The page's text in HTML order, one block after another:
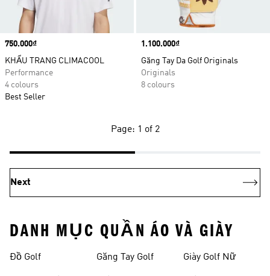
Price
750.000₫
KHẨU TRANG CLIMACOOL
Performance
4 colours
Best Seller
Price
1.100.000₫
Găng Tay Da Golf Originals
Originals
8 colours
Page: 1 of 2
Next
DANH MỤC QUẦN ÁO VÀ GIÀY
Đồ Golf Găng Tay Golf Giày Golf Nữ